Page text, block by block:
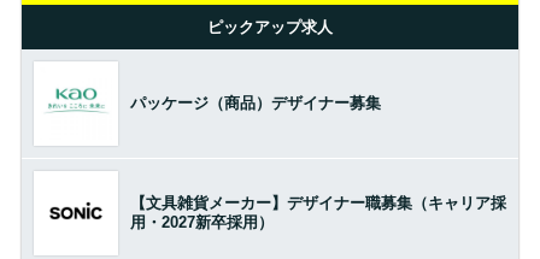
ピックアップ求人
パッケージ（商品）デザイナー募集
【文具雑貨メーカー】デザイナー職募集（キャリア採
用・2027新卒採用）